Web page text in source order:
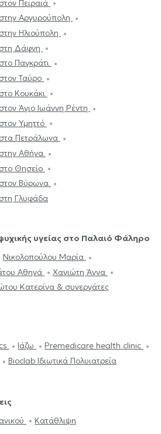
Πειραιά
Αργυρούπολη
Ηλιούπολη
στη Δάφνη
Παγκράτι
Ταύρο
Κουκάκι
Άγιο Ιωάννη Ρέντη
Υμηττό
Πετράλωνα
Αθήνα
Θησείο
Βύρωνα
Γλυφάδα
υγείας στο Παλαιό Φάληρο
Νικολοπούλου Μαρία
Αθηνά
Χανιώτη Άννα
Κατερίνα & συνεργάτες
Ιάζω
Premedicare health clinic
Bioclab Ιδιωτικά Πολυιατρεία
Κατάθλιψη